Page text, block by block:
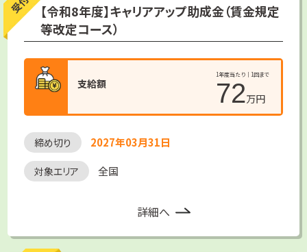
【令和8年度】キャリアアップ助成金（賃金規定
等改定コース）
支給額
1年度当たり｜1回まで
72万円
締め切り 2027年03月31日
対象エリア 全国
詳細へ